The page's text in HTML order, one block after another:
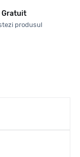
Gratuit
produsul